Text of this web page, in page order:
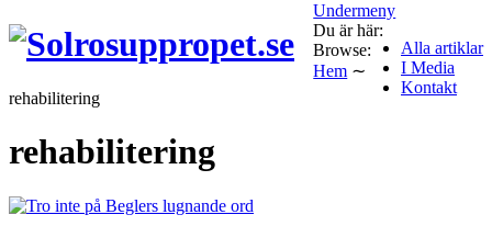
Undermeny
Alla artiklar
I Media
Kontakt
Du är här:
Browse:
Hem ∼
rehabilitering
rehabilitering